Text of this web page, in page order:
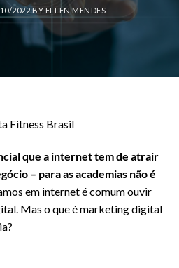
2022 BY ELLEN MENDES
Fitness Brasil
que a internet tem de atrair
– para as academias não é
em internet é comum ouvir
Mas o que é marketing digital